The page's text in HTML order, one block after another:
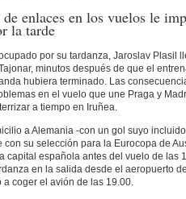
enlaces en los vuelos le
la tarde
por su tardanza, Jaroslav Plasil
minutos después de que el
hubiera terminado. Las
en el vuelo que une Praga y
a tiempo en Iruñea.
a Alemania -con un gol suyo
con su selección para la Eurocopa de
capital española antes del vuelo de las
en la salida desde el aeropuerto
a coger el avión de las 19.00.